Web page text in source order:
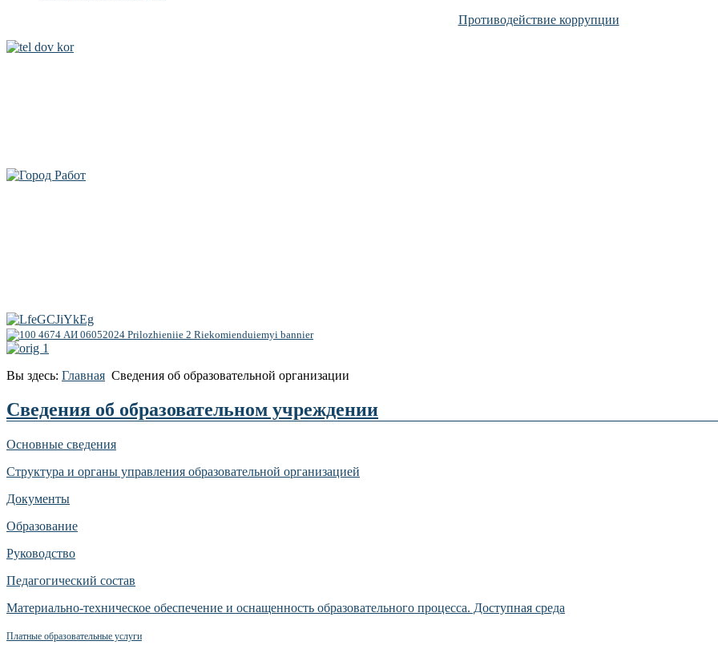
Противодействие коррупции
Вы здесь: Главная Сведения об образовательной организации
Сведения об образовательном учреждении
Основные сведения
Структура и органы управления образовательной организацией
Документы
Образование
Руководство
Педагогический состав
Материально-техническое обеспечение и оснащенность образовательного процесса. Доступная среда
Платные образовательные услуги